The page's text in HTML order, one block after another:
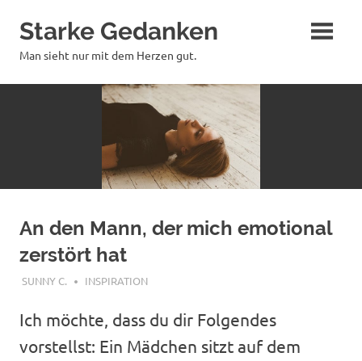
Inhalt
springen
Starke Gedanken
Man sieht nur mit dem Herzen gut.
An den Mann, der mich emotional
zerstört hat
OKTOBER 16, 2017
SUNNY C. INSPIRATION
Ich möchte, dass du dir Folgendes
vorstellst: Ein Mädchen sitzt auf dem